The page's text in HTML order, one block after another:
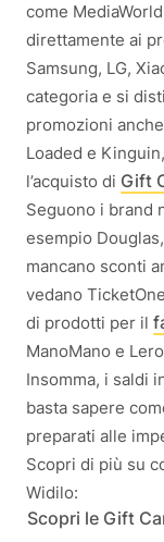
come
direttamente ai
Samsung, LG,
categoria e si
promozioni
Loaded e
l’acquisto di Gift
Seguono i brand
esempio
mancano sconti
vedano
di prodotti per il
ManoMano e
Insomma, i saldi
basta sapere
preparati alle
Scopri di più su
Widilo:
Scopri le Gift